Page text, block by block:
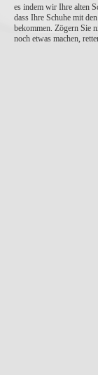
es indem wir Ihre alten
dass Ihre Schuhe mit
bekommen. Zögern Sie
noch etwas machen,